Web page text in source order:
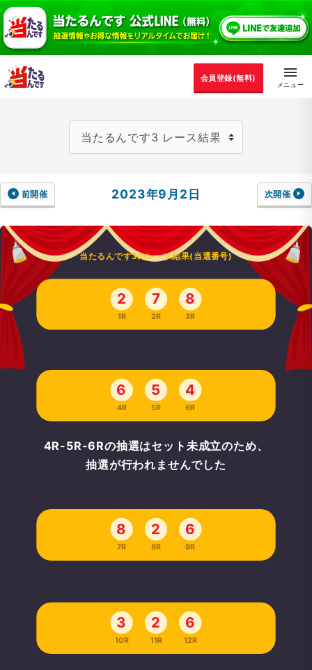
会員登録(無料)
前開催 2023年9月2日 次開催
当たるんです3のレース結果(当選番号)
2
1R
7
2R
8
3R
6
4R
5
5R
4
6R
4R-5R-6Rの抽選はセット未成立のため、
抽選が行われませんでした
8
7R
2
8R
6
9R
3
10R
2
11R
6
12R